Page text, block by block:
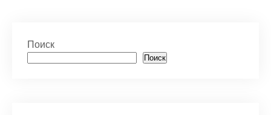
Поиск
Поиск